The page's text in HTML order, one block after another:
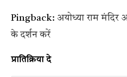
Pingback: अयोध्या राम
के दर्शन करें
प्रातिक्रिया दे